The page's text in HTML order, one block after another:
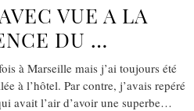
VUE A LA
DU …
à Marseille mais j’ai toujours été
à l’hôtel. Par contre, j’avais repéré
avait l’air d’avoir une superbe…